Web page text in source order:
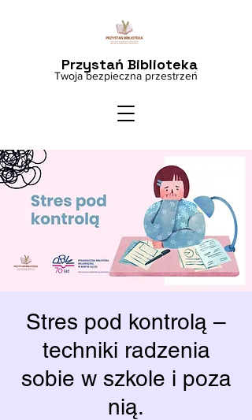
Twoja bezpieczna przestrzeń
Przystań Biblioteka
Stres pod kontrolą –
techniki radzenia
sobie w szkole i poza
nią.